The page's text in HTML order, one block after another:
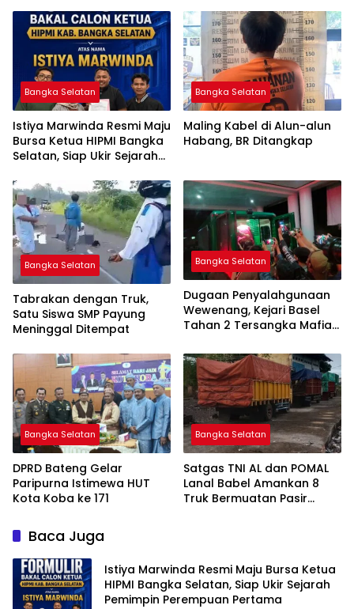
Bangka Selatan
Istiya Marwinda Resmi Maju
Bursa Ketua HIPMI Bangka
Selatan, Siap Ukir Sejarah
Pertama
Bangka Selatan
Maling Kabel di Alun-alun
Habang, BR Ditangkap
Bangka Selatan
Tabrakan dengan Truk,
Satu Siswa SMP Payung
Meninggal Ditempat
Bangka Selatan
Dugaan Penyalahgunaan
Wewenang, Kejari Basel
Tahan 2 Tersangka Mafia
Bangka Selatan
DPRD Bateng Gelar
Paripurna Istimewa HUT
Kota Koba ke 171
Bangka Selatan
Satgas TNI AL dan POMAL
Lanal Babel Amankan 8
Truk Bermuatan Pasir
Baca Juga
Istiya Marwinda Resmi Maju Bursa Ketua
HIPMI Bangka Selatan, Siap Ukir Sejarah
Pemimpin Perempuan Pertama